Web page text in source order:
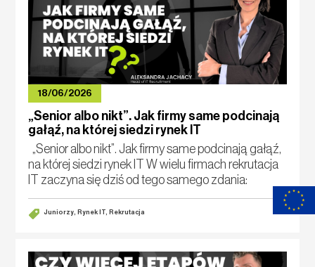
18/06/2026
„Senior albo nikt”. Jak firmy same podcinają
gałąź, na której siedzi rynek IT
„Senior albo nikt”. Jak firmy same podcinają gałąź,
na której siedzi rynek IT W wielu firmach rekrutacja
IT zaczyna się dziś od tego samego zdania:
„Potrzebujemy seniora”. Najlepiej dostępnego od
zarazJuniorzy, Rynek IT, Rekrutacja